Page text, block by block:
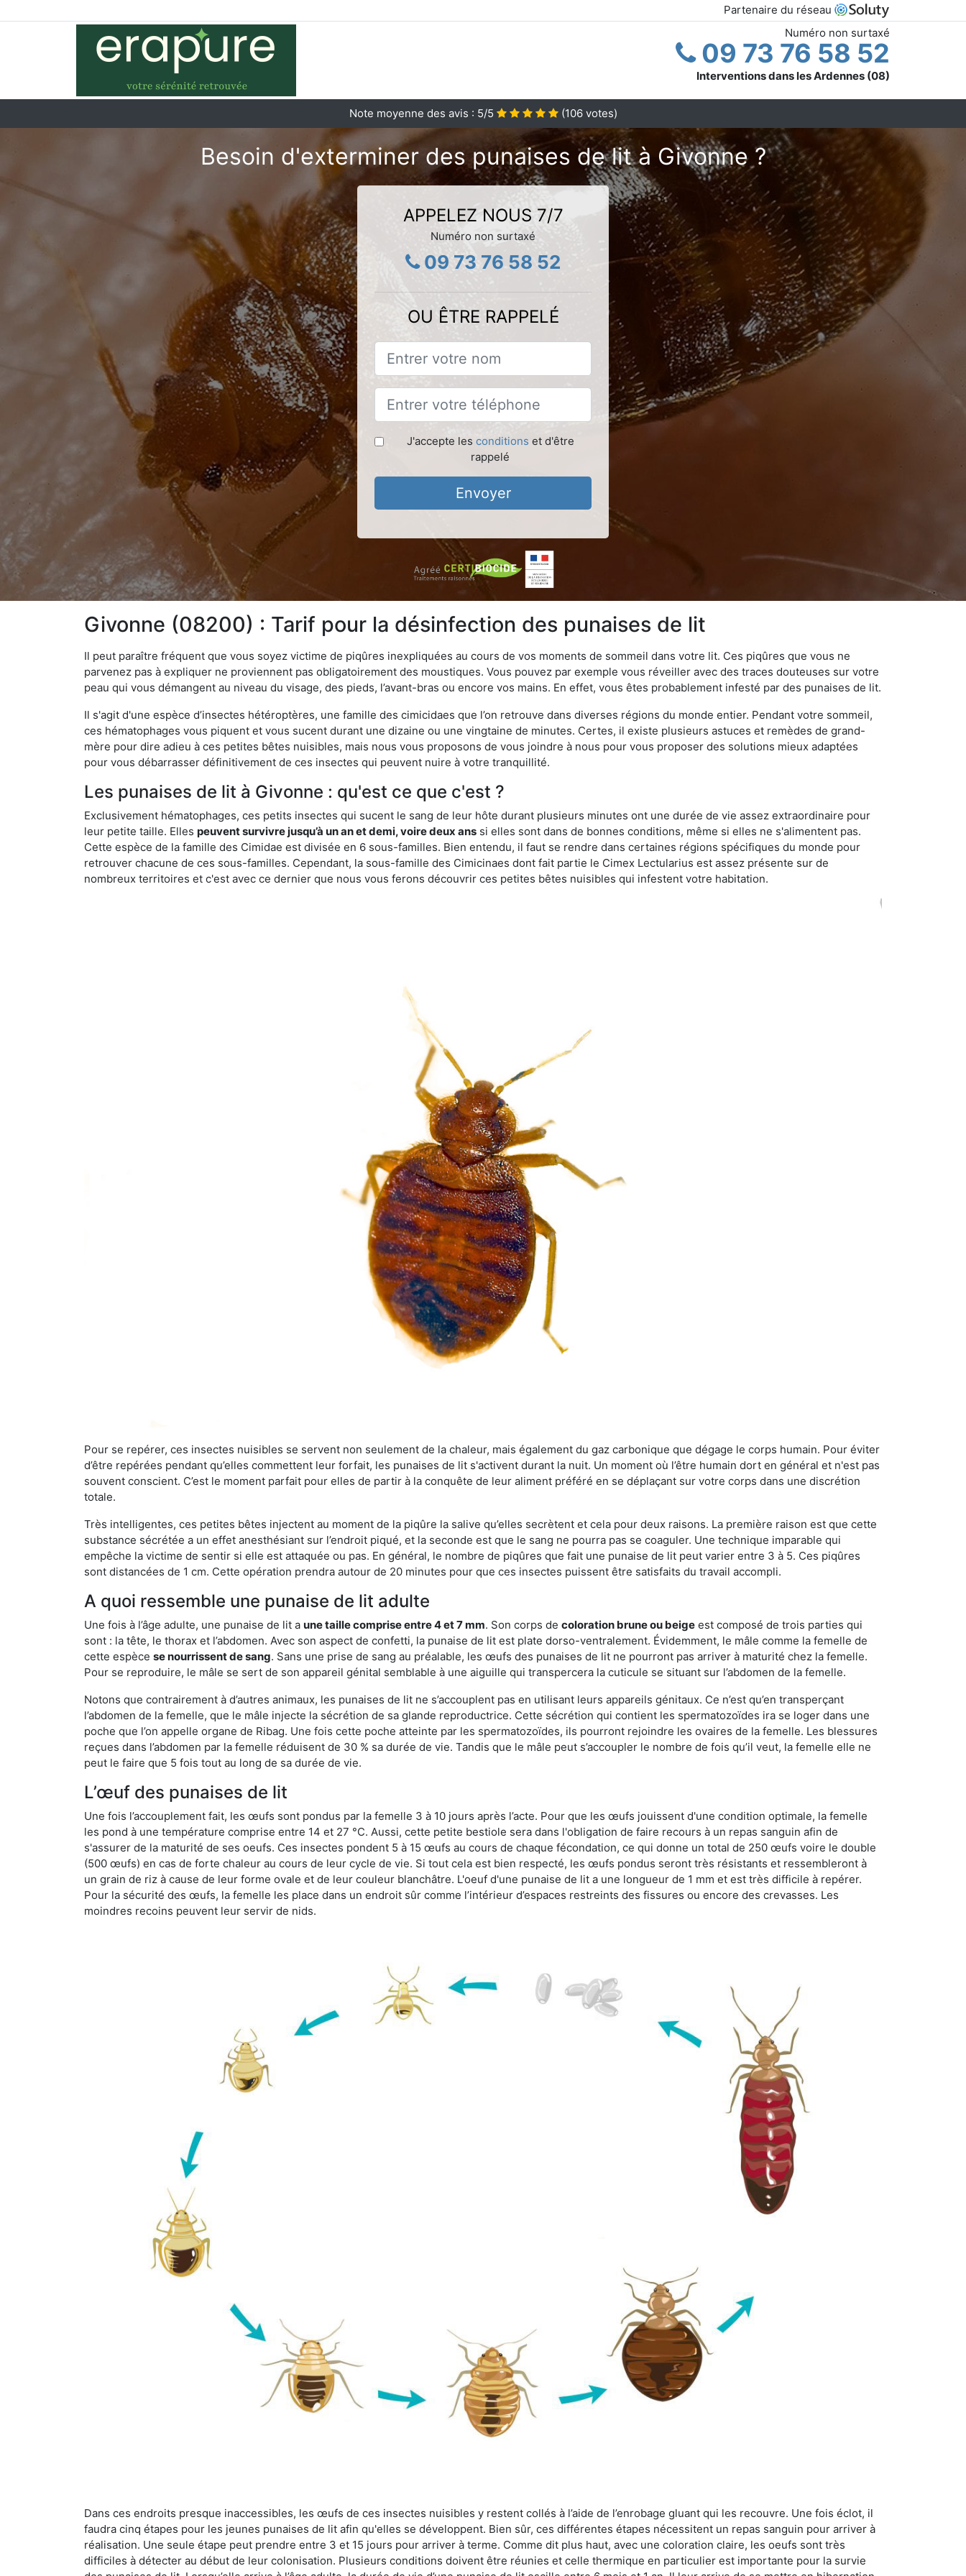
Partenaire du réseau
Numéro non surtaxé
09 73 76 58 52
Interventions dans les Ardennes (08)
Note moyenne des avis : 5/5 (106votes)
Besoin d'exterminer des punaises de lit à Givonne ?
APPELEZ NOUS 7/7
Numéro non surtaxé
09 73 76 58 52
OU ÊTRE RAPPELÉ
J'accepte les conditions et d'être
rappelé
Envoyer
Givonne (08200) : Tarif pour la désinfection des punaises de lit
Il peut paraître fréquent que vous soyez victime de piqûres inexpliquées au cours de vos moments de sommeil dans votre lit. Ces piqûres que vous ne
parvenez pas à expliquer ne proviennent pas obligatoirement des moustiques. Vous pouvez par exemple vous réveiller avec des traces douteuses sur votre
peau qui vous démangent au niveau du visage, des pieds, l’avant-bras ou encore vos mains. En effet, vous êtes probablement infesté par des punaises de lit.
Il s'agit d'une espèce d’insectes hétéroptères, une famille des cimicidaes que l’on retrouve dans diverses régions du monde entier. Pendant votre sommeil,
ces hématophages vous piquent et vous sucent durant une dizaine ou une vingtaine de minutes. Certes, il existe plusieurs astuces et remèdes de grand-
mère pour dire adieu à ces petites bêtes nuisibles, mais nous vous proposons de vous joindre à nous pour vous proposer des solutions mieux adaptées
pour vous débarrasser définitivement de ces insectes qui peuvent nuire à votre tranquillité.
Les punaises de lit à Givonne : qu'est ce que c'est ?
Exclusivement hématophages, ces petits insectes qui sucent le sang de leur hôte durant plusieurs minutes ont une durée de vie assez extraordinaire pour
leur petite taille. Elles peuvent survivre jusqu’à un an et demi, voire deux ans si elles sont dans de bonnes conditions, même si elles ne s'alimentent pas.
Cette espèce de la famille des Cimidae est divisée en 6 sous-familles. Bien entendu, il faut se rendre dans certaines régions spécifiques du monde pour
retrouver chacune de ces sous-familles. Cependant, la sous-famille des Cimicinaes dont fait partie le Cimex Lectularius est assez présente sur de
nombreux territoires et c'est avec ce dernier que nous vous ferons découvrir ces petites bêtes nuisibles qui infestent votre habitation.
Pour se repérer, ces insectes nuisibles se servent non seulement de la chaleur, mais également du gaz carbonique que dégage le corps humain. Pour éviter
d’être repérées pendant qu’elles commettent leur forfait, les punaises de lit s'activent durant la nuit. Un moment où l’être humain dort en général et n'est pas
souvent conscient. C’est le moment parfait pour elles de partir à la conquête de leur aliment préféré en se déplaçant sur votre corps dans une discrétion
totale.
Très intelligentes, ces petites bêtes injectent au moment de la piqûre la salive qu’elles secrètent et cela pour deux raisons. La première raison est que cette
substance sécrétée a un effet anesthésiant sur l’endroit piqué, et la seconde est que le sang ne pourra pas se coaguler. Une technique imparable qui
empêche la victime de sentir si elle est attaquée ou pas. En général, le nombre de piqûres que fait une punaise de lit peut varier entre 3 à 5. Ces piqûres
sont distancées de 1 cm. Cette opération prendra autour de 20 minutes pour que ces insectes puissent être satisfaits du travail accompli.
A quoi ressemble une punaise de lit adulte
Une fois à l’âge adulte, une punaise de lit a une taille comprise entre 4 et 7 mm. Son corps de coloration brune ou beige est composé de trois parties qui
sont : la tête, le thorax et l’abdomen. Avec son aspect de confetti, la punaise de lit est plate dorso-ventralement. Évidemment, le mâle comme la femelle de
cette espèce se nourrissent de sang. Sans une prise de sang au préalable, les œufs des punaises de lit ne pourront pas arriver à maturité chez la femelle.
Pour se reproduire, le mâle se sert de son appareil génital semblable à une aiguille qui transpercera la cuticule se situant sur l’abdomen de la femelle.
Notons que contrairement à d’autres animaux, les punaises de lit ne s’accouplent pas en utilisant leurs appareils génitaux. Ce n’est qu’en transperçant
l’abdomen de la femelle, que le mâle injecte la sécrétion de sa glande reproductrice. Cette sécrétion qui contient les spermatozoïdes ira se loger dans une
poche que l’on appelle organe de Ribag. Une fois cette poche atteinte par les spermatozoïdes, ils pourront rejoindre les ovaires de la femelle. Les blessures
reçues dans l’abdomen par la femelle réduisent de 30 % sa durée de vie. Tandis que le mâle peut s’accoupler le nombre de fois qu’il veut, la femelle elle ne
peut le faire que 5 fois tout au long de sa durée de vie.
L’œuf des punaises de lit
Une fois l’accouplement fait, les œufs sont pondus par la femelle 3 à 10 jours après l’acte. Pour que les œufs jouissent d'une condition optimale, la femelle
les pond à une température comprise entre 14 et 27 °C. Aussi, cette petite bestiole sera dans l'obligation de faire recours à un repas sanguin afin de
s'assurer de la maturité de ses oeufs. Ces insectes pondent 5 à 15 œufs au cours de chaque fécondation, ce qui donne un total de 250 œufs voire le double
(500 œufs) en cas de forte chaleur au cours de leur cycle de vie. Si tout cela est bien respecté, les œufs pondus seront très résistants et ressembleront à
un grain de riz à cause de leur forme ovale et de leur couleur blanchâtre. L'oeuf d'une punaise de lit a une longueur de 1 mm et est très difficile à repérer.
Pour la sécurité des œufs, la femelle les place dans un endroit sûr comme l’intérieur d’espaces restreints des fissures ou encore des crevasses. Les
moindres recoins peuvent leur servir de nids.
Dans ces endroits presque inaccessibles, les œufs de ces insectes nuisibles y restent collés à l’aide de l’enrobage gluant qui les recouvre. Une fois éclot, il
faudra cinq étapes pour les jeunes punaises de lit afin qu'elles se développent. Bien sûr, ces différentes étapes nécessitent un repas sanguin pour arriver à
réalisation. Une seule étape peut prendre entre 3 et 15 jours pour arriver à terme. Comme dit plus haut, avec une coloration claire, les oeufs sont très
difficiles à détecter au début de leur colonisation. Plusieurs conditions doivent être réunies et celle thermique en particulier est importante pour la survie